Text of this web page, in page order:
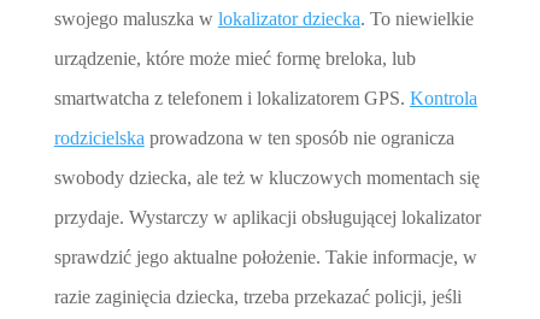
swojego maluszka w lokalizator dziecka. To niewielkie
urządzenie, które może mieć formę breloka, lub
smartwatcha z telefonem i lokalizatorem GPS. Kontrola
rodzicielska prowadzona w ten sposób nie ogranicza
swobody dziecka, ale też w kluczowych momentach się
przydaje. Wystarczy w aplikacji obsługującej lokalizator
sprawdzić jego aktualne położenie. Takie informacje, w
razie zaginięcia dziecka, trzeba przekazać policji, jeśli